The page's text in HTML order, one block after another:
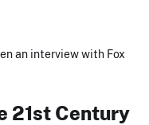
an interview with Fox
21st Century